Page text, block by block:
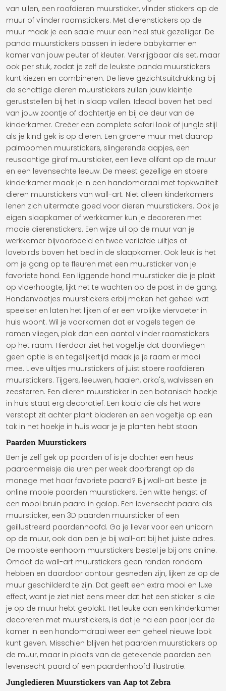
van uilen, een roofdieren muursticker, vlinder stickers op de
muur of vlinder raamstickers. Met dierenstickers op de
muur maak je een saaie muur een heel stuk gezelliger. De
panda muurstickers passen in iedere babykamer en
kamer van jouw peuter of kleuter. Verkrijgbaar als set, maar
ook per stuk, zodat je zelf de leukste panda muurstickers
kunt kiezen en combineren. De lieve gezichtsuitdrukking bij
de schattige dieren muurstickers zullen jouw kleintje
geruststellen bij het in slaap vallen. Ideaal boven het bed
van jouw zoontje of dochtertje en bij de deur van de
kinderkamer. Creëer een complete safari look of jungle stijl
als je kind gek is op dieren. Een groene muur met daarop
palmbomen muurstickers, slingerende aapjes, een
reusachtige giraf muursticker, een lieve olifant op de muur
en een levensechte leeuw. De meest gezellige en stoere
kinderkamer maak je in een handomdraai met topkwaliteit
dieren muurstickers van wall-art. Niet alleen kinderkamers
lenen zich uitermate goed voor dieren muurstickers. Ook je
eigen slaapkamer of werkkamer kun je decoreren met
mooie dierenstickers. Een wijze uil op de muur van je
werkkamer bijvoorbeeld en twee verliefde uiltjes of
lovebirds boven het bed in de slaapkamer. Ook leuk is het
om je gang op te fleuren met een muursticker van je
favoriete hond. Een liggende hond muursticker die je plakt
op vloerhoogte, lijkt net te wachten op de post in de gang.
Hondenvoetjes muurstickers erbij maken het geheel wat
speelser en laten het lijken of er een vrolijke viervoeter in
huis woont. Wil je voorkomen dat er vogels tegen de
ramen vliegen, plak dan een aantal vlinder raamstickers
op het raam. Hierdoor ziet het vogeltje dat doorvliegen
geen optie is en tegelijkertijd maak je je raam er mooi
mee. Lieve uiltjes muurstickers of juist stoere roofdieren
muurstickers. Tijgers, leeuwen, haaien, orka's, walvissen en
zeesterren. Een dieren muursticker in een botanisch hoekje
in huis staat erg decoratief. Een koala die als het ware
verstopt zit achter plant bladeren en een vogeltje op een
tak in het hoekje in huis waar je je planten hebt staan.
Paarden Muurstickers
Ben je zelf gek op paarden of is je dochter een heus
paardenmeisje die uren per week doorbrengt op de
manege met haar favoriete paard? Bij wall-art bestel je
online mooie paarden muurstickers. Een witte hengst of
een mooi bruin paard in galop. Een levensecht paard als
muursticker, een 3D paarden muursticker of een
geillustreerd paardenhoofd. Ga je liever voor een unicorn
op de muur, ook dan ben je bij wall-art bij het juiste adres.
De mooiste eenhoorn muurstickers bestel je bij ons online.
Omdat de wall-art muurstickers geen randen rondom
hebben en daardoor contour gesneden zijn, lijken ze op de
muur geschilderd te zijn. Dat geeft een extra mooi en luxe
effect, want je ziet niet eens meer dat het een sticker is die
je op de muur hebt geplakt. Het leuke aan een kinderkamer
decoreren met muurstickers, is dat je na een paar jaar de
kamer in een handomdraai weer een geheel nieuwe look
kunt geven. Misschien blijven het paarden muurstickers op
de muur, maar in plaats van de getekende paarden een
levensecht paard of een paardenhoofd illustratie.
Jungledieren Muurstickers van Aap tot Zebra